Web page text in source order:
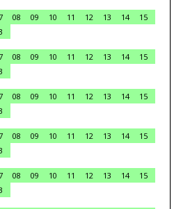
08 09 10 11 12 13 14
15
08 09 10 11 12 13 14
15
08 09 10 11 12 13 14
15
08 09 10 11 12 13 14
15
08 09 10 11 12 13 14
15